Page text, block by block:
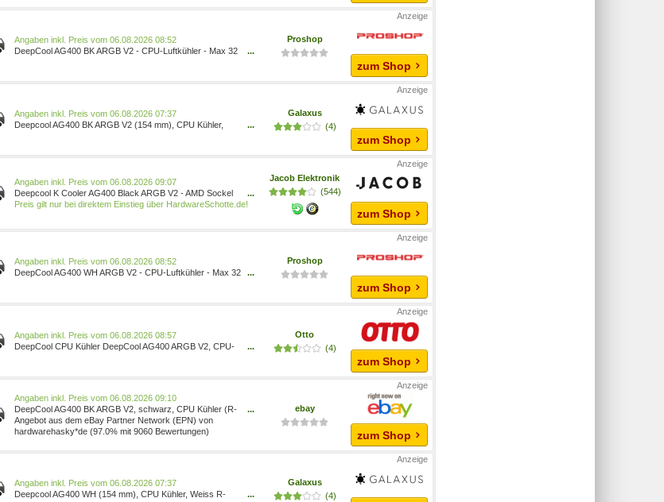
Preis vom 06.08.2026 08:52
DeepCool AG400 BK ARGB V2 - CPU-Luftkühler - Max 32
...
Proshop
zum Shop
Preis vom 06.08.2026 07:37
Deepcool AG400 BK ARGB V2 (154 mm), CPU Kühler,
...
Galaxus
(4)
zum Shop
Preis vom 06.08.2026 09:07
Deepcool K Cooler AG400 Black ARGB V2 - AMD Sockel
AM4 (Ryzen) - AMD Sockel AM5 (Ryzen Zen4) (R-
...
Preis gilt nur bei direktem Einstieg über HardwareSchotte.de!
Jacob Elektronik
(544)
zum Shop
Preis vom 06.08.2026 08:52
DeepCool AG400 WH ARGB V2 - CPU-Luftkühler - Max 32
...
Proshop
zum Shop
Preis vom 06.08.2026 08:57
DeepCool CPU Kühler DeepCool AG400 ARGB V2, CPU-
...
Otto
(4)
zum Shop
Preis vom 06.08.2026 09:10
DeepCool AG400 BK ARGB V2, schwarz, CPU Kühler (R-
AG400-BKAMMN-GJD)
...
Angebot aus dem eBay Partner Network (EPN) von
hardwarehasky*de (97.0% mit 9060 Bewertungen)
ebay
zum Shop
Preis vom 06.08.2026 07:37
Deepcool AG400 WH (154 mm), CPU Kühler, Weiss R-
...
Galaxus
(4)